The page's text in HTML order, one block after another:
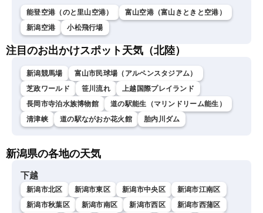
能登空港（のと里山空港）
富山空港（富山きときと空港）
新潟空港
小松飛行場
注目のお出かけスポット天気（北陸）
新潟競馬場
富山市民球場（アルペンスタジアム）
芝政ワールド
笹川流れ
上越国際プレイランド
長岡市寺泊水族博物館
道の駅能生（マリンドリーム能生）
清津峡
道の駅ながおか花火館 胎内川ダム
新潟県の各地の天気
下越
新潟市北区 新潟市東区 新潟市中央区
新潟市江南区
新潟市秋葉区
新潟市南区 新潟市西区 新潟市西蒲区